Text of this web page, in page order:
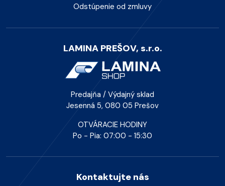
Odstúpenie od zmluvy
LAMINA PREŠOV, s.r.o.
Predajňa / Výdajný sklad
Jesenná 5, 080 05 Prešov
OTVÁRACIE HODINY
Po - Pia: 07:00 - 15:30
Kontaktujte nás